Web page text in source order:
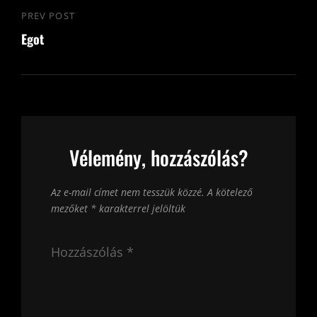
Previous
Post
PREV POST
Egot
Vélemény, hozzászólás?
Az e-mail címet nem tesszük közzé. A kötelező
mezőket * karakterrel jelöltük
Hozzászólás *